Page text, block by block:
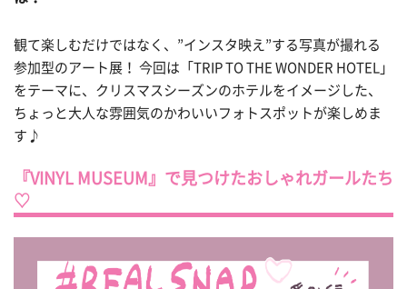
観て楽しむだけではなく、”インスタ映え”する写真が撮れる
参加型のアート展！ 今回は「TRIP TO THE WONDER HOTEL」
をテーマに、クリスマスシーズンのホテルをイメージした、
ちょっと大人な雰囲気のかわいいフォトスポットが楽しめま
す♪
『VINYL MUSEUM』で見つけたおしゃれガールたち
♡